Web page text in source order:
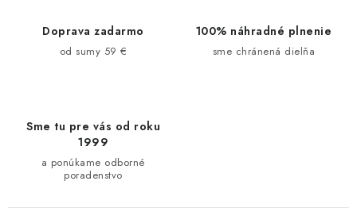
Doprava zadarmo
od sumy 59 €
100% náhradné plnenie
sme chránená dielňa
Sme tu pre vás od roku
1999
a ponúkame odborné
poradenstvo